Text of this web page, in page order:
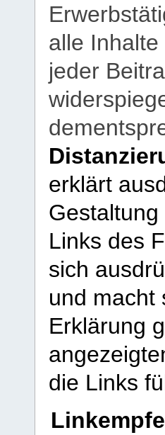
alle
jeder
erklärt
Links des
sich
und macht
Erklärung
die Links